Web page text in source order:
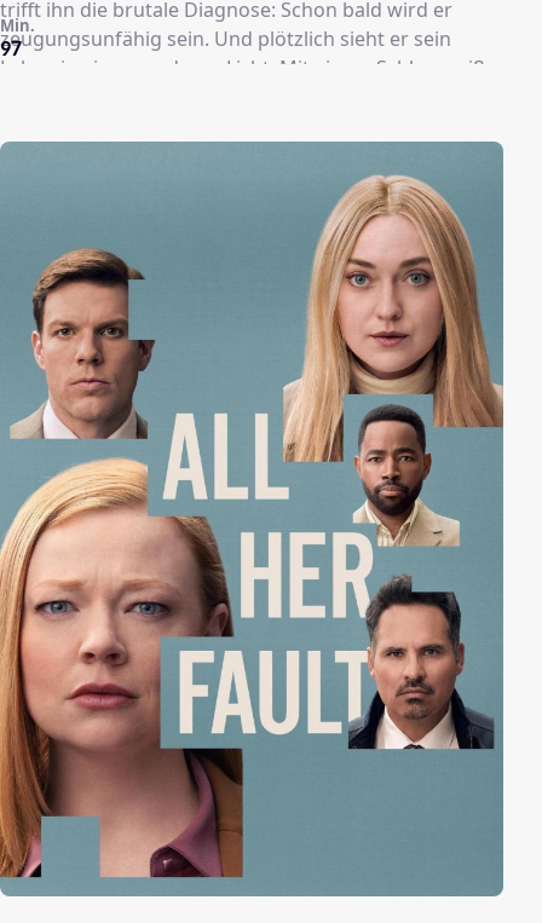
trifft ihn die brutale Diagnose: Schon bald wird er
zeugungsunfähig sein. Und plötzlich sieht er sein
Leben in einem anderen Licht. Mit einem Schlag weiß
seine Sichtweise auf Dinge wie Familie und Ehe. Er
macht sich auf die Suche nach der Mutter für sein Kind
und, vielleicht, die "Eine", an deren Seite er glücklich
werden kann. Allerdings gestaltet sich das schwieriger
als gedacht ...
97
Min.